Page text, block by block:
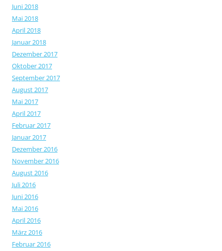
Juni 2018
Mai 2018
April 2018
Januar 2018
Dezember 2017
Oktober 2017
September 2017
August 2017
Mai 2017
April 2017
Februar 2017
Januar 2017
Dezember 2016
November 2016
August 2016
Juli 2016
Juni 2016
Mai 2016
April 2016
März 2016
Februar 2016